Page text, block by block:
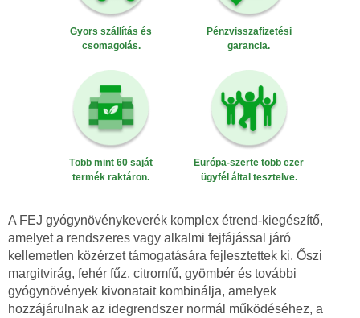
Gyors szállítás és
csomagolás.
Pénzvisszafizetési
garancia.
Több mint 60 saját
termék raktáron.
Európa-szerte több ezer
ügyfél által tesztelve.
A FEJ gyógynövénykeverék komplex étrend-kiegészítő,
amelyet a rendszeres vagy alkalmi fejfájással járó
kellemetlen közérzet támogatására fejlesztettek ki. Őszi
margitvirág, fehér fűz, citromfű, gyömbér és további
gyógynövények kivonatait kombinálja, amelyek
hozzájárulnak az idegrendszer normál működéséhez, a